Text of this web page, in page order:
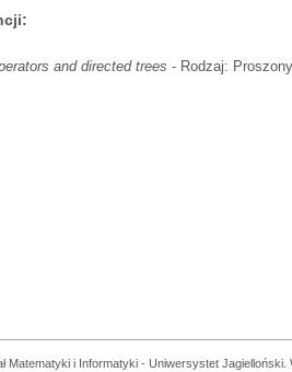
and directed trees - Rodzaj:
Matematyki i Informatyki - Uniwersystet